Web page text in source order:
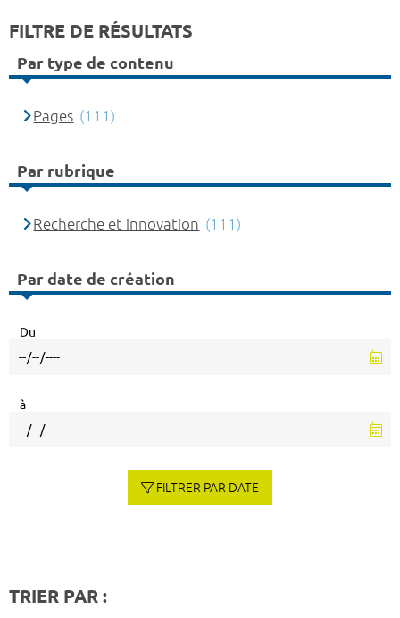
FILTRE DE RÉSULTATS
Par type de contenu
Pages (111)
Par rubrique
Recherche et innovation (111)
Par date de création
Du
à
FILTRER PAR DATE
TRIER PAR :